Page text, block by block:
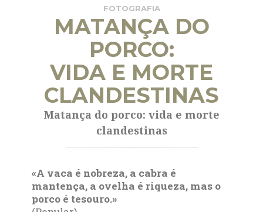
FOTOGRAFIA
MATANÇA DO
PORCO:
VIDA E MORTE
CLANDESTINAS
Matança do porco: vida e morte
clandestinas
«A vaca é nobreza, a cabra é
mantença, a ovelha é riqueza, mas o
porco é tesouro.»